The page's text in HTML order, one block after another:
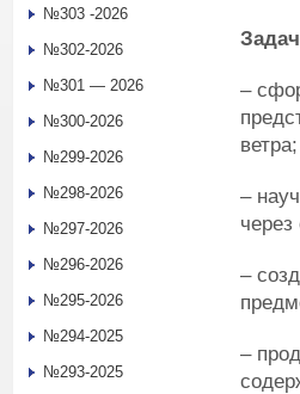
–
–
–
–
№303 -2026
№302-2026
№301 — 2026
№300-2026
№299-2026
№298-2026
№297-2026
№296-2026
№295-2026
№294-2025
№293-2025